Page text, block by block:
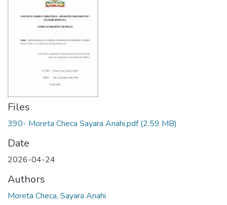
Files
390- Moreta Checa Sayara Anahi.pdf(2.59 MB)
Date
2026-04-24
Authors
Moreta Checa, Sayara Anahi